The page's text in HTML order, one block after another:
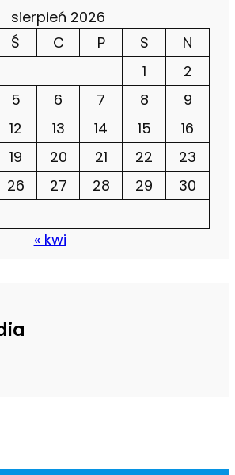
sierpień 2026
Ś C P S
N
1
2
5 6 7 8
9
12 13 14 15
16
19 20 21 22
23
26 27 28 29
30
« kwi